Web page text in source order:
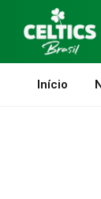
Início